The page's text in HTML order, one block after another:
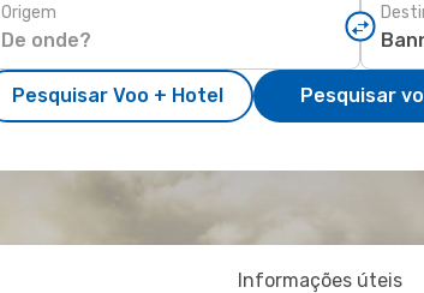
Origem
Pesquisar Voo + Hotel Pesquisar
Informações úteis